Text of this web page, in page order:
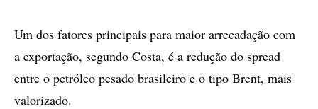
Um dos fatores principais para maior arrecadação com
a exportação, segundo Costa, é a redução do spread
entre o petróleo pesado brasileiro e o tipo Brent, mais
valorizado.